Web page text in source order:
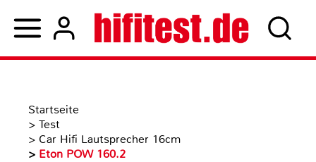
Startseite
> Test
> Car Hifi Lautsprecher 16cm
> Eton POW 160.2